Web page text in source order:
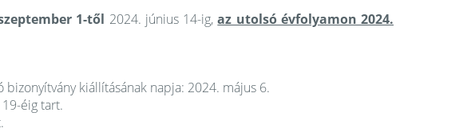
1-től 2024. június 14-ig,az utolsó évfolyamon 2024.
kiállításának napja: 2024. május 6.
éig tart.